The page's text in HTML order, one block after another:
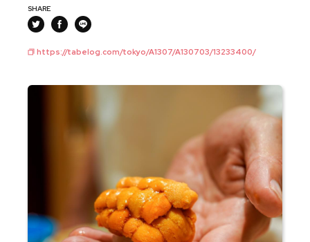
SHARE
https://tabelog.com/tokyo/A1307/A130703/13233400/